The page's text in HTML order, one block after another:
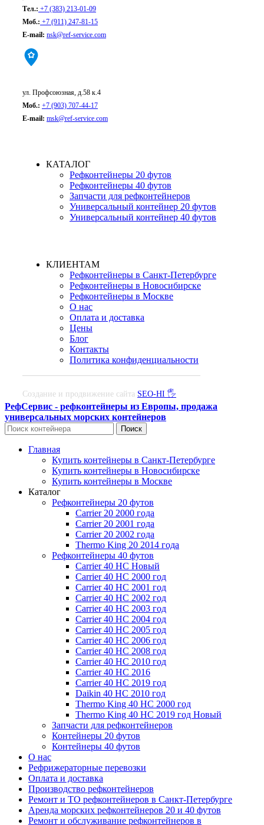
Тел.: +7 (383) 213-01-09
Моб.: +7 (911) 247-81-15
E-mail: nsk@ref-service.com
ул. Профсоюзная, д.58 к.4
Моб.: +7 (903) 707-44-17
E-mail: msk@ref-service.com
КАТАЛОГ
Рефконтейнеры 20 футов
Рефконтейнеры 40 футов
Запчасти для рефконтейнеров
Универсальный контейнер 20 футов
Универсальный контейнер 40 футов
КЛИЕНТАМ
Рефконтейнеры в Санкт-Петербурге
Рефконтейнеры в Новосибирске
Рефконтейнеры в Москве
О нас
Оплата и доставка
Цены
Блог
Контакты
Политика конфиденциальности
Создание и продвижение сайта SEO-HI 🖐
РефСервис - рефконтейнеры из Европы, продажа
универсальных морских контейнеров
Поиск
Главная
Купить контейнеры в Санкт-Петербурге
Купить контейнеры в Новосибирске
Купить контейнеры в Москве
Каталог
Рефконтейнеры 20 футов
Carrier 20 2000 года
Carrier 20 2001 года
Carrier 20 2002 года
Thermo King 20 2014 года
Рефконтейнеры 40 футов
Carrier 40 HC Новый
Carrier 40 HC 2000 год
Carrier 40 HC 2001 год
Carrier 40 HC 2002 год
Carrier 40 HC 2003 год
Carrier 40 HC 2004 год
Carrier 40 HC 2005 год
Carrier 40 HC 2006 год
Carrier 40 HC 2008 год
Carrier 40 HC 2010 год
Carrier 40 HC 2016
Carrier 40 HC 2019 год
Daikin 40 HC 2010 год
Thermo King 40 HC 2000 год
Thermo King 40 HC 2019 год Новый
Запчасти для рефконтейнеров
Контейнеры 20 футов
Контейнеры 40 футов
О нас
Рефрижераторные перевозки
Оплата и доставка
Производство рефконтейнеров
Ремонт и ТО рефконтейнеров в Санкт-Петербурге
Аренда морских рефконтейнеров 20 и 40 футов
Ремонт и обслуживание рефконтейнеров в